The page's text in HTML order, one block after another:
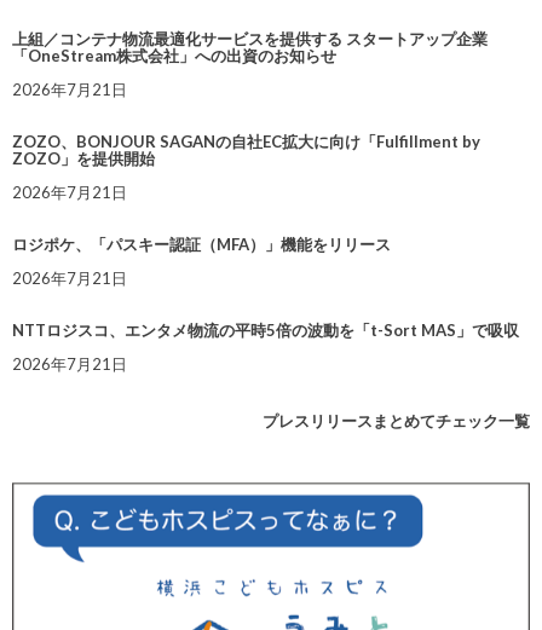
上組／コンテナ物流最適化サービスを提供する スタートアップ企業
「OneStream株式会社」への出資のお知らせ
2026年7月21日
ZOZO、BONJOUR SAGANの自社EC拡大に向け「Fulfillment by
ZOZO」を提供開始
2026年7月21日
ロジポケ、「パスキー認証（MFA）」機能をリリース
2026年7月21日
NTTロジスコ、エンタメ物流の平時5倍の波動を「t-Sort MAS」で吸収
2026年7月21日
プレスリリースまとめてチェック一覧